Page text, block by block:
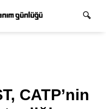
CATP’nin